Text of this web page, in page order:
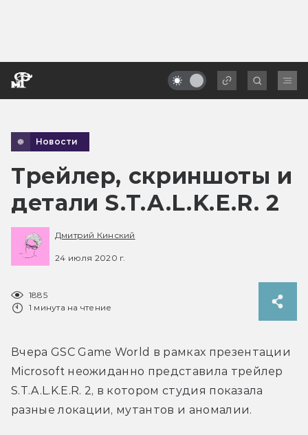
Новости
Трейлер, скриншоты и
детали S.T.A.L.K.E.R. 2
Дмитрий Кинский
24 июля 2020 г.
1885
1 минута на чтение
Вчера GSC Game World в рамках презентации
Microsoft неожиданно представила трейлер
S.T.A.L.K.E.R. 2, в котором студия показала
разные локации, мутантов и аномалии.